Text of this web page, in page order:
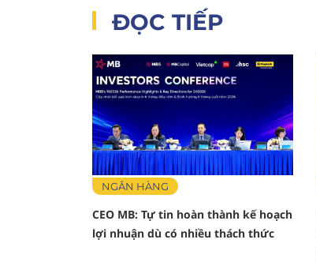
ĐỌC TIẾP
NGÂN HÀNG
CEO MB: Tự tin hoàn thành kế hoạch
lợi nhuận dù có nhiều thách thức